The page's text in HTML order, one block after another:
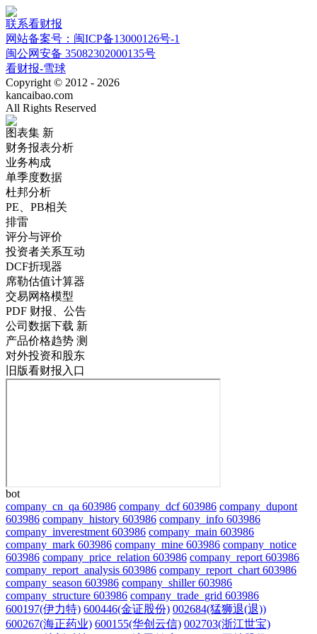
联系看财报
网站备案号：闽ICP备13000126号-1
闽公网安备 35082302000135号
看财报-雪球
Copyright © 2012 - 2026
kancaibao.com
All Rights Reserved
图表集 新
财务报表分析
业务构成
单季度数据
杜邦分析
PE、PB相关
排雷
评分与评价
投资者关系互动
DCF折现器
席勒估值计算器
交易网格模型
PDF 财报、公告
公司数据下载 新
产品价格趋势 测
对外投资和股东
旧版看财报入口
bot
company_cn_qa 603986 company_dcf 603986 company_dupont
603986 company_history 603986 company_info 603986
company_inverestment 603986 company_main 603986
company_mark 603986 company_mine 603986 company_notice
603986 company_price_relation 603986 company_report 603986
company_report_analysis 603986 company_report_chart 603986
company_season 603986 company_shiller 603986
company_structure 603986 company_trade_grid 603986
600197(伊力特) 600446(金证股份) 002684(猛狮退(退))
600267(海正药业) 600155(华创云信) 002703(浙江世宝)